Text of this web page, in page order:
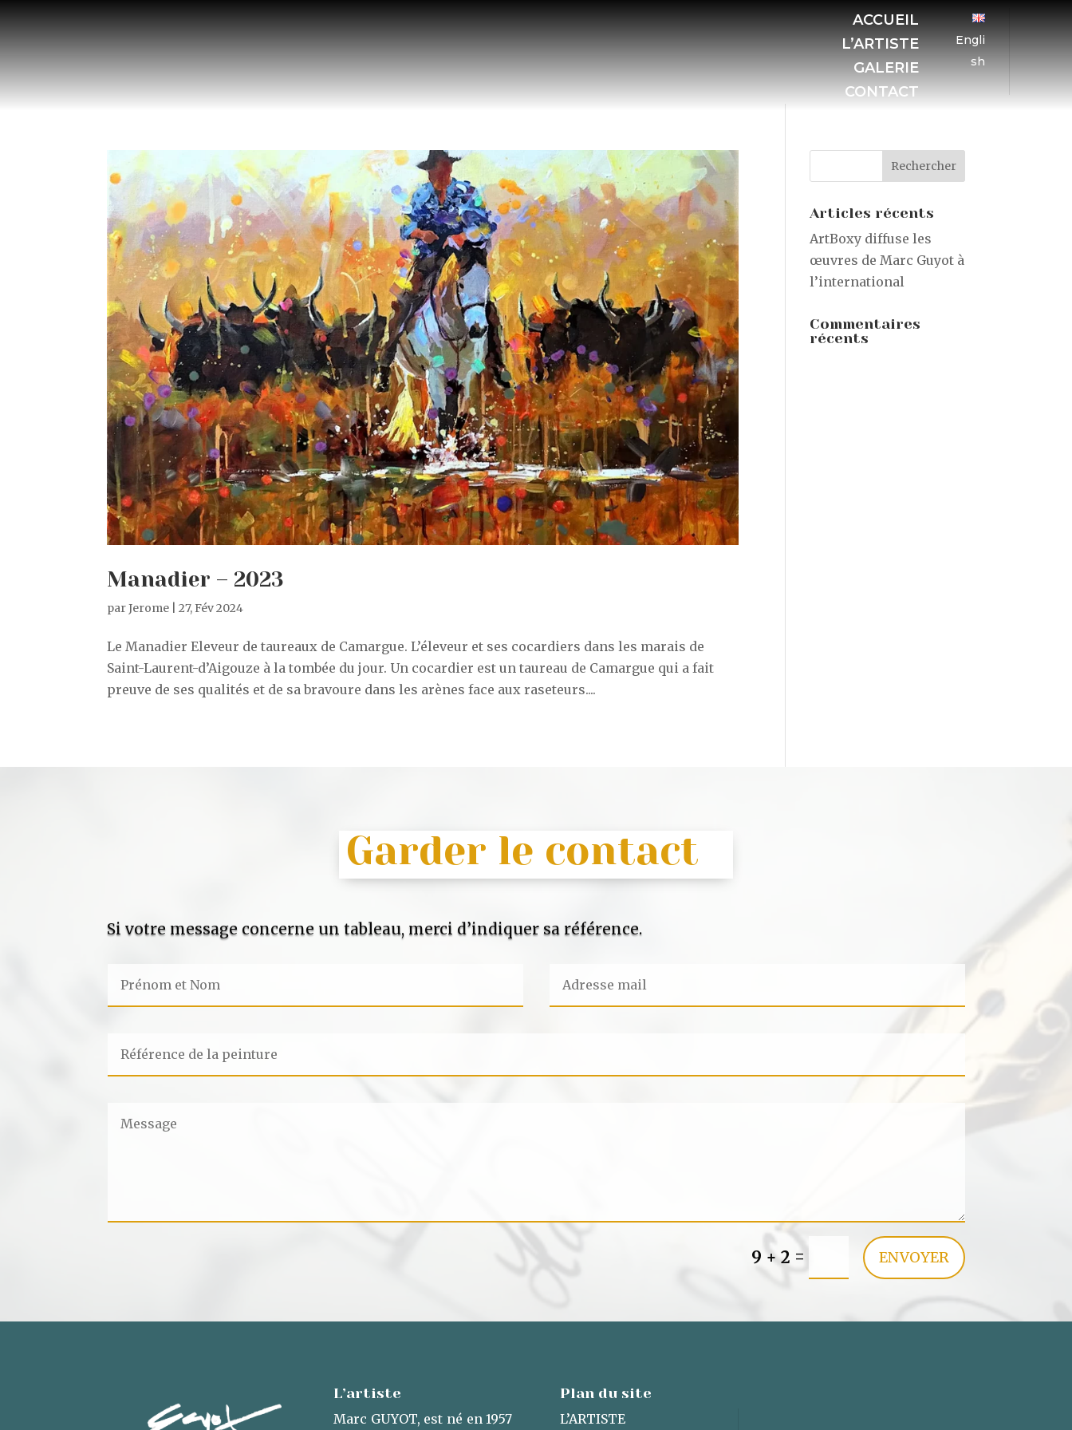
ACCUEIL
L’ARTISTE
GALERIE
CONTACT
Engli
sh
Manadier – 2023
parJerome |27, Fév 2024
Le Manadier Eleveur de taureaux de Camargue. L’éleveur et ses cocardiers dans les marais de
Saint-Laurent-d’Aigouze à la tombée du jour. Un cocardier est un taureau de Camargue qui a fait
preuve de ses qualités et de sa bravoure dans les arènes face aux raseteurs....
Articles récents
ArtBoxy diffuse les
œuvres de Marc Guyot à
l’international
Commentaires
récents
Garder le contact
Si votre message concerne un tableau, merci d’indiquer sa référence.
9 + 2 = ENVOYER
L’artiste
Marc GUYOT, est né en 1957
Plan du site
L’ARTISTE